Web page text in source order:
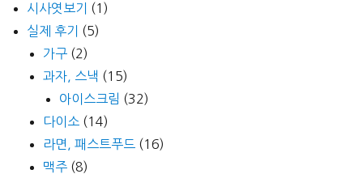
시사엿보기
(1)
실제 후기
(5)
가구 (2)
과자, 스낵 (15)
아이스크림 (32)
다이소 (14)
라면, 패스트푸드 (16)
맥주 (8)